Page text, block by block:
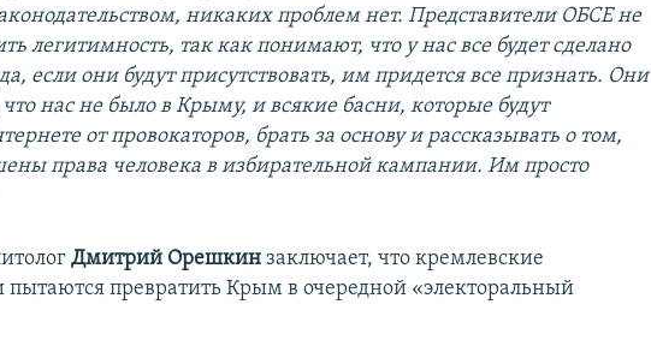
никаких проблем нет. Представители ОБСЕ не
легитимность, так как понимают, что у нас все будет сделано
если они будут присутствовать, им придется все признать. Они
что нас не было в Крыму, и всякие басни, которые будут
от провокаторов, брать за основу и рассказывать о том,
права человека в избирательной кампании. Им просто
Дмитрий Орешкин заключает, что кремлевские
пытаются превратить Крым в очередной «электоральный